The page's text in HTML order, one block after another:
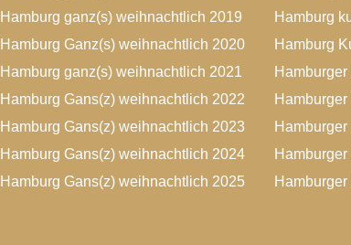
Hamburg ganz(s) weihnachtlich 2019
Hamburg Ganz(s) weihnachtlich 2020
Hamburg ganz(s) weihnachtlich 2021
Hamburg Gans(z) weihnachtlich 2022
Hamburg Gans(z) weihnachtlich 2023
Hamburg Gans(z) weihnachtlich 2024
Hamburg Gans(z) weihnachtlich 2025
Hamburg
Hamburg